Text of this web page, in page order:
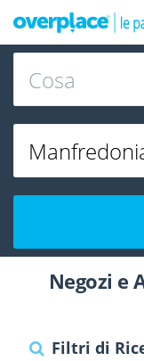
Negozi e
Filtri di